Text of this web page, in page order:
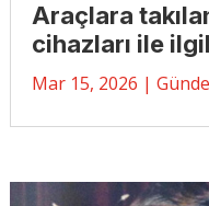
Araçlara
cihazları ile
Mar 15, 2026 |